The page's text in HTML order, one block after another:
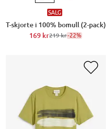
SALG
T-skjorte i 100% bomull (2-pack)
169 kr219 kr-22%